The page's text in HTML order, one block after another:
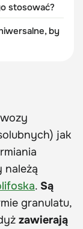
stosować?
by
jak
należą
. Są
granulatu,
zawierają